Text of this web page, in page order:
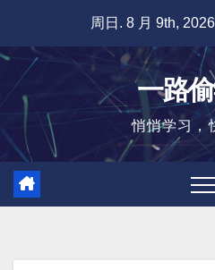
内
容
周日. 8 月 9th, 2026
一路
悄悄学习，